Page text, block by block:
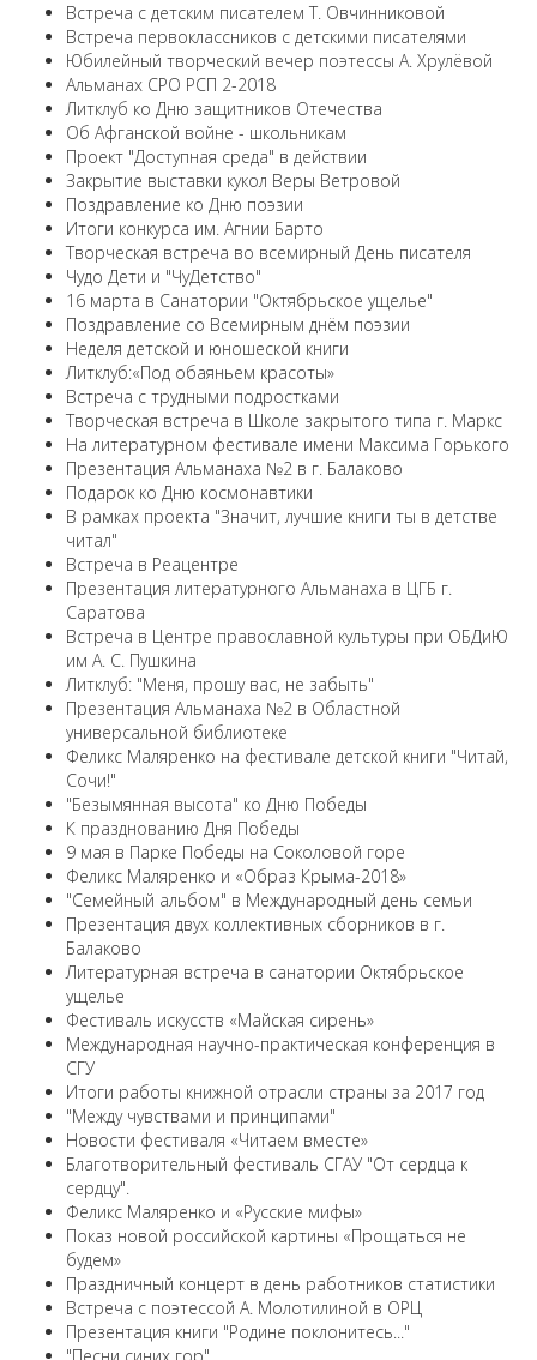
Встреча с детским писателем Т. Овчинниковой
Встреча первоклассников с детскими писателями
Юбилейный творческий вечер поэтессы А. Хрулёвой
Альманах СРО РСП 2-2018
Литклуб ко Дню защитников Отечества
Об Афганской войне - школьникам
Проект "Доступная среда" в действии
Закрытие выставки кукол Веры Ветровой
Поздравление ко Дню поэзии
Итоги конкурса им. Агнии Барто
Творческая встреча во всемирный День писателя
Чудо Дети и "ЧуДетство"
16 марта в Санатории "Октябрьское ущелье"
Поздравление со Всемирным днём поэзии
Неделя детской и юношеской книги
Литклуб:«Под обаяньем красоты»
Встреча с трудными подростками
Творческая встреча в Школе закрытого типа г. Маркс
На литературном фестивале имени Максима Горького
Презентация Альманаха №2 в г. Балаково
Подарок ко Дню космонавтики
В рамках проекта "Значит, лучшие книги ты в детстве
читал"
Встреча в Реацентре
Презентация литературного Альманаха в ЦГБ г.
Саратова
Встреча в Центре православной культуры при ОБДиЮ
им А. С. Пушкина
Литклуб: "Меня, прошу вас, не забыть"
Презентация Альманаха №2 в Областной
универсальной библиотеке
Феликс Маляренко на фестивале детской книги "Читай,
Сочи!"
"Безымянная высота" ко Дню Победы
К празднованию Дня Победы
9 мая в Парке Победы на Соколовой горе
Феликс Маляренко и «Образ Крыма-2018»
"Семейный альбом" в Международный день семьи
Презентация двух коллективных сборников в г.
Балаково
Литературная встреча в санатории Октябрьское
ущелье
Фестиваль искусств «Майская сирень»
Международная научно-практическая конференция в
СГУ
Итоги работы книжной отрасли страны за 2017 год
"Между чувствами и принципами"
Новости фестиваля «Читаем вместе»
Благотворительный фестиваль СГАУ "От сердца к
сердцу".
Феликс Маляренко и «Русские мифы»
Показ новой российской картины «Прощаться не
будем»
Праздничный концерт в день работников статистики
Встреча с поэтессой А. Молотилиной в ОРЦ
Презентация книги "Родине поклонитесь..."